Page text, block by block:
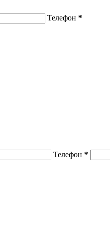
Телефон *
Телефон *